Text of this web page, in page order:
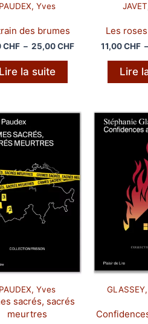
PAUDEX, Yves
des brumes
CHF – 25,00CHFPlage
Lire la suite
Les
11,00CHF –
Lire
PAUDEX, Yves
sacrés, sacrés
meurtres